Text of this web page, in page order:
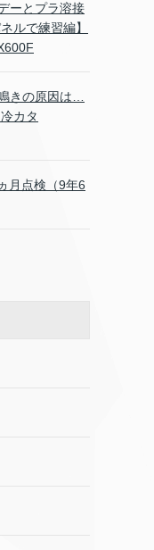
ーとプラ溶接
ルで練習編】
きの原因は…
カタ
月点検（9年6